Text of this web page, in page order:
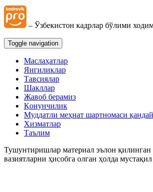
– Ўзбекистон кадрлар бўлими
Toggle navigation
Маслаҳатлар
Янгиликлар
Тавсиялар
Шакллар
Жавоб берамиз
Қонунчилик
Муддатли меҳнат шартномаси
Хизматлар
Таълим
Тушунтиришлар материал эълон қилинган
вазиятларни ҳисобга олган ҳолда